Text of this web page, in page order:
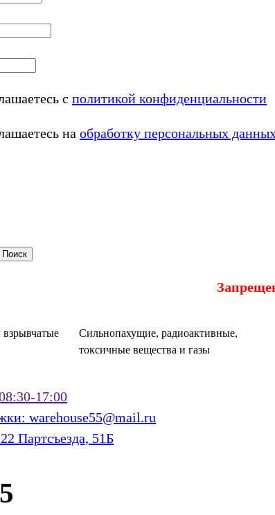
с политикой конфиденциальности
на обработку персональных
Сильнопахущие, радиоактивные,
токсичные вещества и газы
17:00
warehouse55@mail.ru
Партсъезда, 51Б